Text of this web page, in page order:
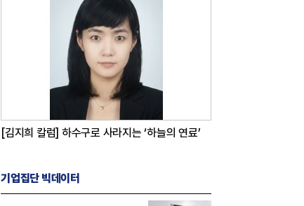
[김지희 칼럼] 하수구로 사라지는 ‘하늘의 연료’
기업집단 빅데이터